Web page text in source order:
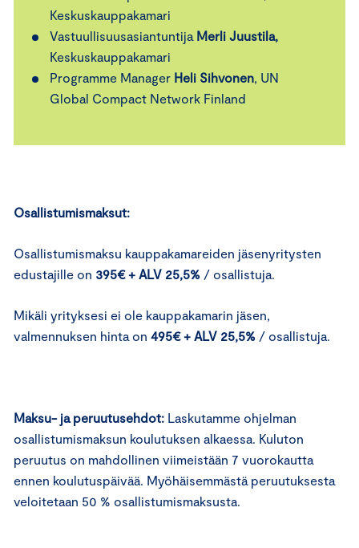
Keskuskauppakamari
Vastuullisuusasiantuntija Merli Juustila,
Keskuskauppakamari
Programme Manager Heli Sihvonen, UN
Global Compact Network Finland
Osallistumismaksut:
Osallistumismaksu kauppakamareiden jäsenyritysten
edustajille on 395€ + ALV 25,5% / osallistuja.
Mikäli yrityksesi ei ole kauppakamarin jäsen,
valmennuksen hinta on 495€ + ALV 25,5% / osallistuja.
Maksu- ja peruutusehdot: Laskutamme ohjelman
osallistumismaksun koulutuksen alkaessa. Kuluton
peruutus on mahdollinen viimeistään 7 vuorokautta
ennen koulutuspäivää. Myöhäisemmästä peruutuksesta
veloitetaan 50 % osallistumismaksusta.